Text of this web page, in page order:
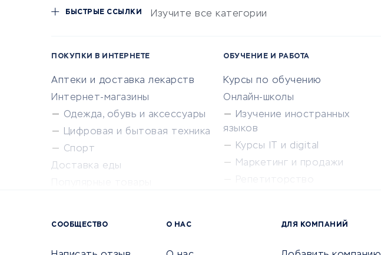
БЫСТРЫЕ ССЫЛКИ Изучите все категории
ПОКУПКИ В ИНТЕРНЕТЕ
Аптеки и доставка лекарств
Интернет-магазины
Одежда, обувь и аксессуары
Цифровая и бытовая техника
Спорт
Доставка еды
ОБУЧЕНИЕ И РАБОТА
Курсы по обучению
Онлайн-школы
Изучение иностранных
языков
Курсы IT и digital
Маркетинг и продажи
Университеты
СООБЩЕСТВО О НАС ДЛЯ КОМПАНИЙ